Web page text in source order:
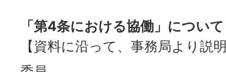
「第4条における協働」について
【資料に沿って、事務局より説